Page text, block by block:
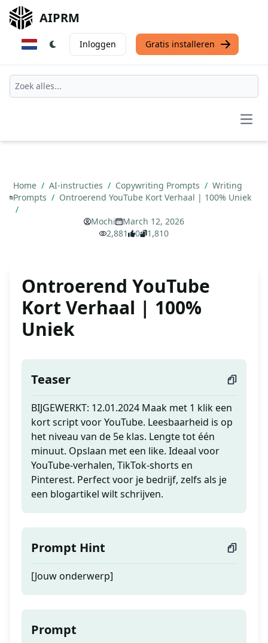
AIPRM
Inloggen Gratis installeren
Home / AI-instructies / Copywriting Prompts / Writing
Prompts / Ontroerend YouTube Kort Verhaal | 100% Uniek
/
Mochi
March 12, 2026
2,881
0 1,810
Ontroerend YouTube
Kort Verhaal | 100%
Uniek
Teaser
BIJGEWERKT: 12.01.2024 Maak met 1 klik een
kort script voor YouTube. Leesbaarheid is op
het niveau van de 5e klas. Lengte tot één
minuut. Opslaan met een like. Ideaal voor
YouTube-verhalen, TikTok-shorts en
Pinterest. Perfect voor je bedrijf, zelfs als je
een blogartikel wilt schrijven.
Prompt Hint
[Jouw onderwerp]
Prompt